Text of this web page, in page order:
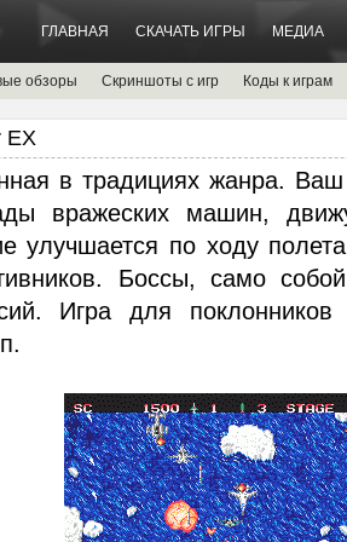
ГЛАВНАЯ СКАЧАТЬ ИГРЫ МЕДИА
обзоры Скриншоты с игр Коды к играм
EX
в традициях жанра.
вражеских машин,
улучшается по ходу
Боссы, само
Игра для